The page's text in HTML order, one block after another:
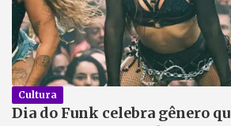
Cultura
Dia do Funk celebra gênero